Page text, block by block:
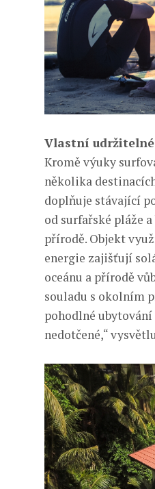
Vlastní
Kromě výuky
několika
doplňuje stávající
od surfařské pláže
přírodě. Objekt
energie zajišťují
oceánu a přírodě
souladu s okolním
pohodlné
nedotčené,“